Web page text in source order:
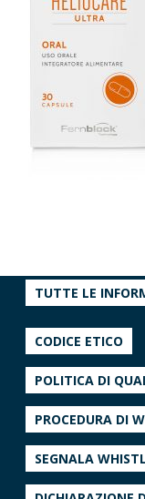
TUTTE LE
CODICE ETICO
POLITICA DI
PROCEDURA DI
SEGNALA